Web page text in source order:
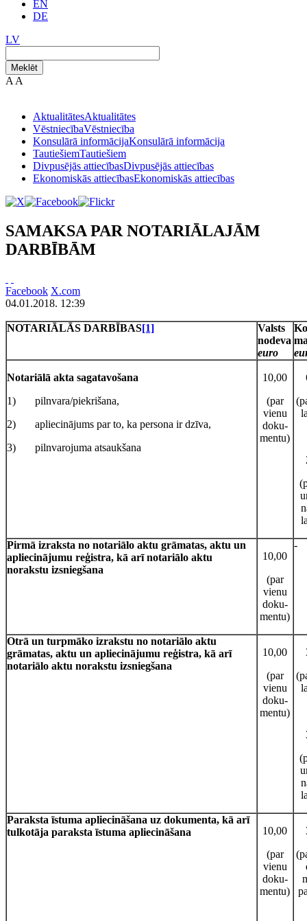
EN
DE
LV
Meklēt
A A
AktualitātesAktualitātes
VēstniecībaVēstniecība
Konsulārā informācijaKonsulārā informācija
TautiešiemTautiešiem
Divpusējās attiecībasDivpusējās attiecības
Ekonomiskās attiecībasEkonomiskās attiecības
SAMAKSA PAR NOTARIĀLAJĀM
DARBĪBĀM
Facebook X.com
04.01.2018. 12:39
NOTARIĀLĀS DARBĪBAS[1]
Valsts
nodeva
euro
Notariālā akta sagatavošana
1) pilnvara/piekrišana,
2) apliecinājums par to, ka persona ir dzīva,
3) pilnvarojuma atsaukšana
10,00
(par
vienu
doku-
mentu)
Pirmā izraksta no notariālo aktu grāmatas, aktu un
apliecinājumu reģistra, kā arī notariālo aktu
norakstu izsniegšana
10,00
(par
vienu
doku-
mentu)
-
Otrā un turpmāko izrakstu no notariālo aktu
grāmatas, aktu un apliecinājumu reģistra, kā arī
notariālo aktu norakstu izsniegšana
10,00
(par
vienu
doku-
mentu)
Paraksta īstuma apliecināšana uz dokumenta, kā arī
tulkotāja paraksta īstuma apliecināšana
10,00
(par
vienu
doku-
mentu)